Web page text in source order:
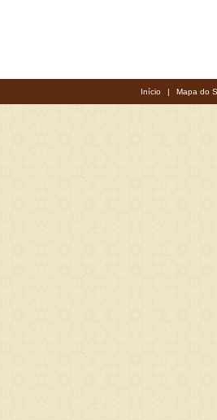
Início | Mapa do